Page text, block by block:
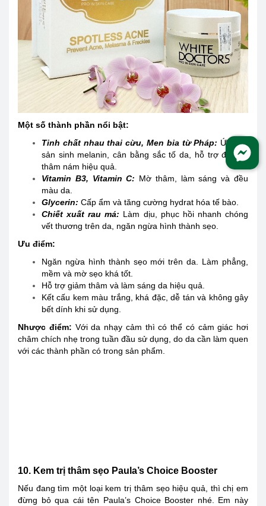
Một số thành phần nổi bật:
Tinh chất nhau thai cừu, Men bia từ Pháp: Ức chế
sản sinh melanin, cân bằng sắc tố da, hỗ trợ điều trị
thâm nám hiệu quả.
Vitamin B3, Vitamin C: Mờ thâm, làm sáng và đều
màu da.
Glycerin: Cấp ẩm và tăng cường hydrat hóa tế bào.
Chiết xuất rau má: Làm dịu, phục hồi nhanh chóng
vết thương trên da, ngăn ngừa hình thành sẹo.
Ưu điểm:
Ngăn ngừa hình thành sẹo mới trên da. Làm phẳng,
mềm và mờ sẹo khá tốt.
Hỗ trợ giảm thâm và làm sáng da hiệu quả.
Kết cấu kem màu trắng, khá đặc, dễ tán và không gây
bết dính khi sử dụng.
Nhược điểm: Với da nhạy cảm thì có thể có cảm giác hơi
châm chích nhẹ trong tuần đầu sử dụng, do da cần làm quen
với các thành phần có trong sản phẩm.
10. Kem trị thâm sẹo Paula’s Choice Booster
Nếu đang tìm một loại kem trị thâm sẹo hiệu quả, thì chị em
đừng bỏ qua cái tên Paula’s Choice Booster nhé. Em này